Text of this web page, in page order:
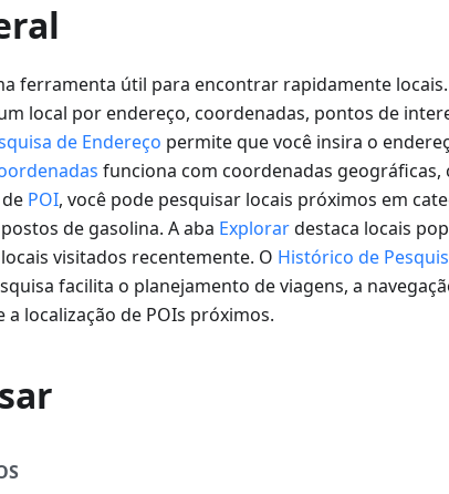
ferramenta útil para encontrar rapidamente
local por endereço, coordenadas, pontos de
de Endereço permite que você insira o
funciona com coordenadas
POI, você pode pesquisar locais próximos em
de gasolina. A aba Explorardestaca locais
visitados recentemente. O Histórico de
facilita o planejamento de viagens, a
a localização de POIs próximos.